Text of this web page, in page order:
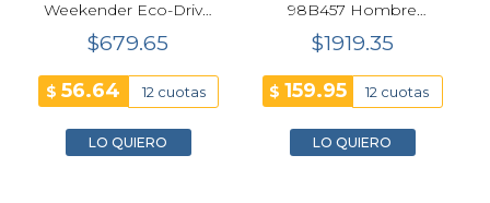
Weekender Eco-Drive
CA0781-50L Hombre
44 mm Azul
$679.65
$56.64 12 cuotas
LO QUIERO
98B457 Hombre
Precisionist 42 mm
$1919.35
$ 159.95 12 cuotas
LO QUIERO